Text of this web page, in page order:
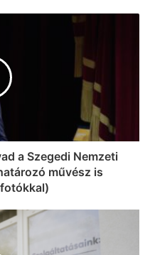
a Szegedi Nemzeti
művész is